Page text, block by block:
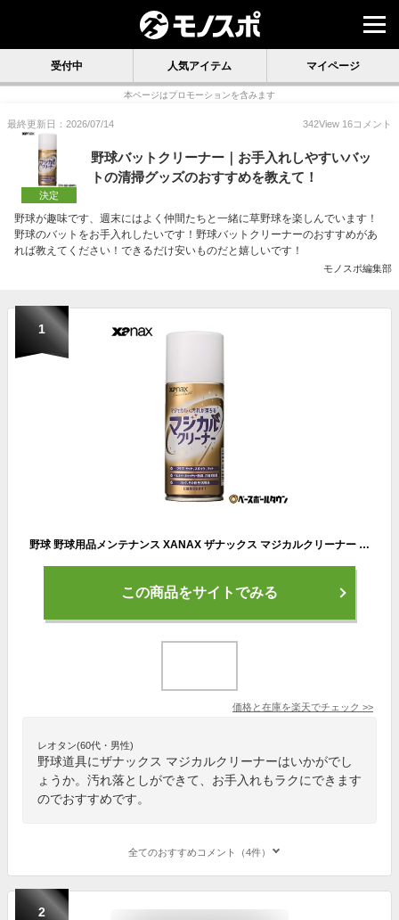
受付中 人気アイテム マイページ
本ページはプロモーションを含みます
最終更新日：2026/07/14 342View 16コメント
決定
野球バットクリーナー｜お手入れしやすいバッ
トの清掃グッズのおすすめを教えて！
野球が趣味です、週末にはよく仲間たちと一緒に草野球を楽しんでいます！
野球のバットをお手入れしたいです！野球バットクリーナーのおすすめがあ
れば教えてください！できるだけ安いものだと嬉しいです！
モノスポ編集部
1
野球 野球用品メンテナンス XANAX ザナックス マジカルクリーナー 汚れ落とし BAOMC1 野球道具 お手入れ グラブ スパイク バット 防具 【365日あす楽対応】
この商品をサイトでみる
価格と在庫を楽天でチェック >>
レオタン(60代・男性)
野球道具にザナックス マジカルクリーナーはいかがでし
ょうか。汚れ落としができて、お手入れもラクにできます
のでおすすめです。
全てのおすすめコメント（4件）
2